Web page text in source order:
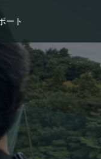
ート